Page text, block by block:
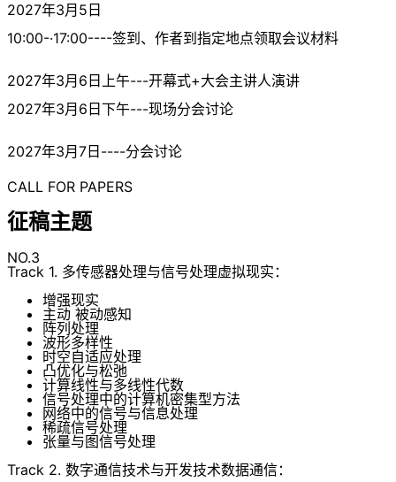
2027年3月5日
10:00-·17:00----签到、作者到指定地点领取会议材料
2027年3月6日上午---开幕式+大会主讲人演讲
2027年3月6日下午---现场分会讨论
2027年3月7日----分会讨论
CALL FOR PAPERS
征稿主题
NO.3
Track 1. 多传感器处理与信号处理虚拟现实：
增强现实
主动 被动感知
阵列处理
波形多样性
时空自适应处理
凸优化与松弛
计算线性与多线性代数
信号处理中的计算机密集型方法
网络中的信号与信息处理
稀疏信号处理
张量与图信号处理
Track 2. 数字通信技术与开发技术数据通信：